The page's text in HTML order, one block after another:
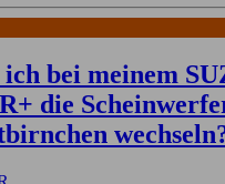
bei meinem
die